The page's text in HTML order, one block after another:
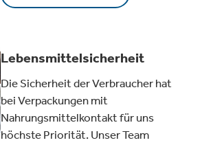
Lebensmittelsicherheit
Die Sicherheit der Verbraucher hat
bei Verpackungen mit
Nahrungsmittelkontakt für uns
höchste Priorität. Unser Team